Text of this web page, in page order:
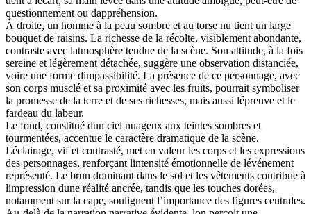
questionnement ou dappréhension.
À droite, un homme à la peau sombre et au torse nu tient un large
bouquet de raisins. La richesse de la récolte, visiblement abondante,
contraste avec latmosphère tendue de la scène. Son attitude, à la fois
sereine et légèrement détachée, suggère une observation distanciée,
voire une forme dimpassibilité. La présence de ce personnage, avec
son corps musclé et sa proximité avec les fruits, pourrait symboliser
la promesse de la terre et de ses richesses, mais aussi lépreuve et le
fardeau du labeur.
Le fond, constitué dun ciel nuageux aux teintes sombres et
tourmentées, accentue le caractère dramatique de la scène.
Léclairage, vif et contrasté, met en valeur les corps et les expressions
des personnages, renforçant lintensité émotionnelle de lévénement
représenté. Le brun dominant dans le sol et les vêtements contribue à
limpression dune réalité ancrée, tandis que les touches dorées,
notamment sur la cape, soulignent l’importance des figures centrales.